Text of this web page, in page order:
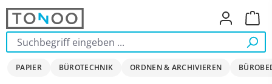
Zum Hauptinhalt springen
PAPIER BÜROTECHNIK ORDNEN & ARCHIVIEREN